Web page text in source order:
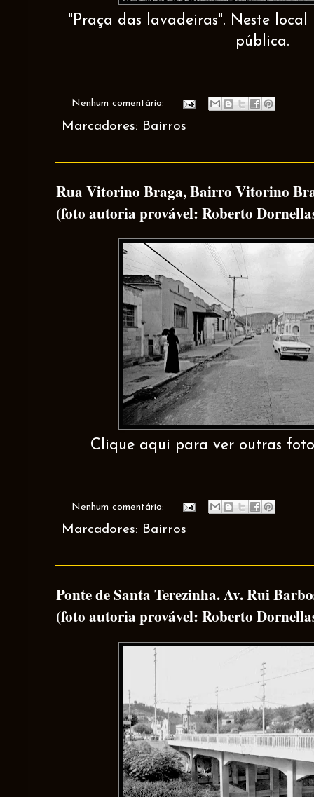
"Praça das lavadeiras". Neste local
pública.
Nenhum comentário:
Marcadores: Bairros
Rua Vitorino Braga, Bairro Vitorino
(foto autoria provável: Roberto
Clique aqui para ver outras
Nenhum comentário:
Marcadores: Bairros
Ponte de Santa Terezinha. Av. Rui
(foto autoria provável: Roberto